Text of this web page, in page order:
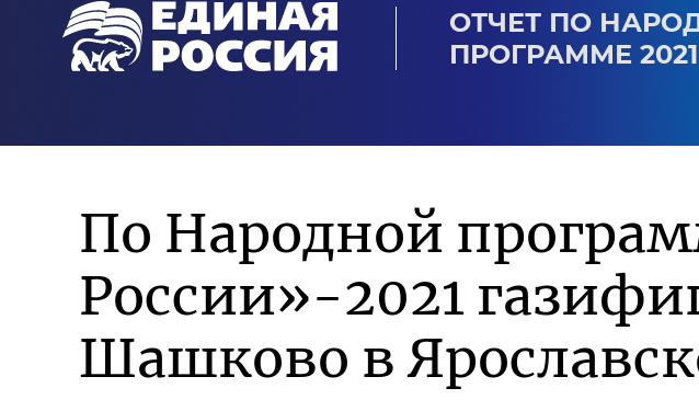
ОТЧЕТ ПО
ПРОГРАММЕ
По Народной
России»-2021
Шашково в